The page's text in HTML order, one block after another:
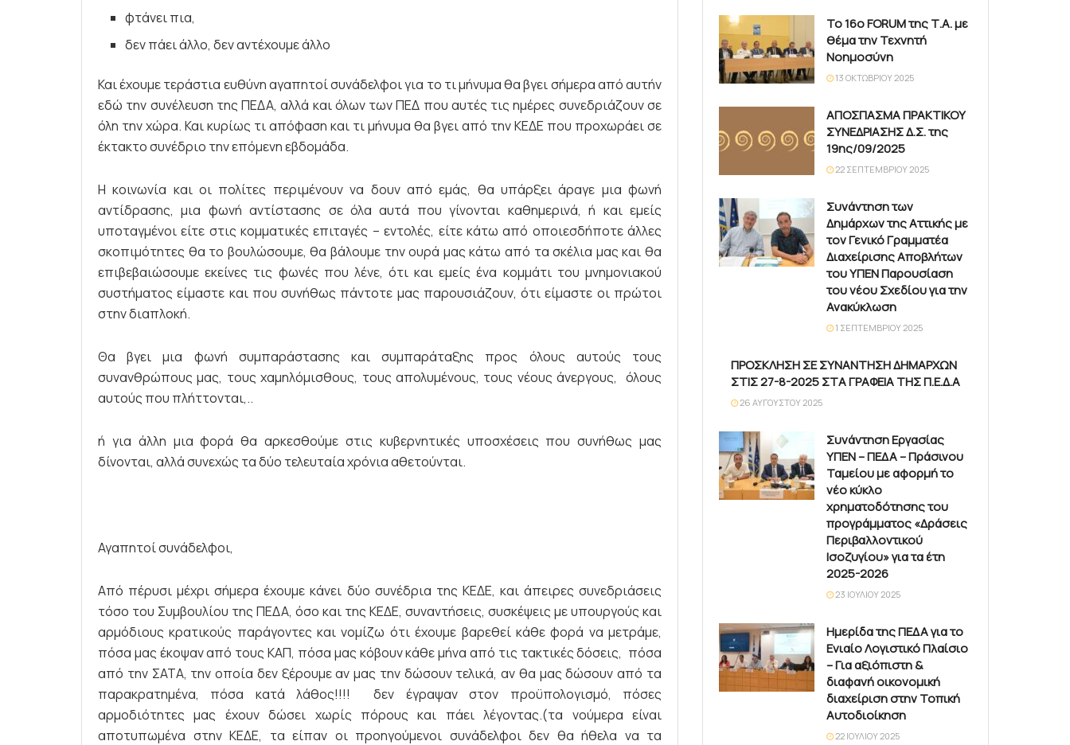
φτάνει πια,
δεν πάει άλλο, δεν αντέχουμε άλλο
Και έχουμε τεράστια ευθύνη αγαπητοί συνάδελφοι για το τι μήνυμα θα βγει σήμερα από αυτήν
εδώ την συνέλευση της ΠΕΔΑ, αλλά και όλων των ΠΕΔ που αυτές τις ημέρες συνεδριάζουν σε
όλη την χώρα. Και κυρίως τι απόφαση και τι μήνυμα θα βγει από την ΚΕΔΕ που προχωράει σε
έκτακτο συνέδριο την επόμενη εβδομάδα.
Η κοινωνία και οι πολίτες περιμένουν να δουν από εμάς, θα υπάρξει άραγε μια φωνή
αντίδρασης, μια φωνή αντίστασης σε όλα αυτά που γίνονται καθημερινά, ή και εμείς
υποταγμένοι είτε στις κομματικές επιταγές – εντολές, είτε κάτω από οποιεσδήποτε άλλες
σκοπιμότητες θα το βουλώσουμε, θα βάλουμε την ουρά μας κάτω από τα σκέλια μας και θα
επιβεβαιώσουμε εκείνες τις φωνές που λένε, ότι και εμείς ένα κομμάτι του μνημονιακού
συστήματος είμαστε και που συνήθως πάντοτε μας παρουσιάζουν, ότι είμαστε οι πρώτοι
στην διαπλοκή.
Θα βγει μια φωνή συμπαράστασης και συμπαράταξης προς όλους αυτούς τους
συνανθρώπους μας, τους χαμηλόμισθους, τους απολυμένους, τους νέους άνεργους, όλους
αυτούς που πλήττονται,..
ή για άλλη μια φορά θα αρκεσθούμε στις κυβερνητικές υποσχέσεις που συνήθως μας
δίνονται, αλλά συνεχώς τα δύο τελευταία χρόνια αθετούνται.
Αγαπητοί συνάδελφοι,
Από πέρυσι μέχρι σήμερα έχουμε κάνει δύο συνέδρια της ΚΕΔΕ, και άπειρες συνεδριάσεις
τόσο του Συμβουλίου της ΠΕΔΑ, όσο και της ΚΕΔΕ, συναντήσεις, συσκέψεις με υπουργούς και
αρμόδιους κρατικούς παράγοντες και νομίζω ότι έχουμε βαρεθεί κάθε φορά να μετράμε,
πόσα μας έκοψαν από τους ΚΑΠ, πόσα μας κόβουν κάθε μήνα από τις τακτικές δόσεις, πόσα
από την ΣΑΤΑ, την οποία δεν ξέρουμε αν μας την δώσουν τελικά, αν θα μας δώσουν από τα
παρακρατημένα, πόσα κατά λάθος!!!! δεν έγραψαν στον προϋπολογισμό, πόσες
αρμοδιότητες μας έχουν δώσει χωρίς πόρους και πάει λέγοντας.(τα νούμερα είναι
αποτυπωμένα στην ΚΕΔΕ, τα είπαν οι προηγούμενοι συνάδελφοι δεν θα ήθελα να τα
Το 16ο FORUM της Τ.Α. με
θέμα την Τεχνητή
Νοημοσύνη
13 ΟΚΤΩΒΡΊΟΥ 2025
ΑΠΟΣΠΑΣΜΑ ΠΡΑΚΤΙΚΟΥ
ΣΥΝΕΔΡΙΑΣΗΣ Δ.Σ. της
19ης/09/2025
22 ΣΕΠΤΕΜΒΡΊΟΥ 2025
Συνάντηση των
Δημάρχων της Αττικής με
τον Γενικό Γραμματέα
Διαχείρισης Αποβλήτων
του ΥΠΕΝ Παρουσίαση
του νέου Σχεδίου για την
Ανακύκλωση
1 ΣΕΠΤΕΜΒΡΊΟΥ 2025
ΠΡΟΣΚΛΗΣΗ ΣΕ ΣΥΝΑΝΤΗΣΗ ΔΗΜΑΡΧΩΝ
ΣΤΙΣ 27-8-2025 ΣΤΑ ΓΡΑΦΕΙΑ ΤΗΣ Π.Ε.Δ.Α
26 ΑΥΓΟΎΣΤΟΥ 2025
Συνάντηση Εργασίας
ΥΠΕΝ – ΠΕΔΑ – Πράσινου
Ταμείου με αφορμή το
νέο κύκλο
χρηματοδότησης του
προγράμματος «Δράσεις
Περιβαλλοντικού
Ισοζυγίου» για τα έτη
2025-2026
23 ΙΟΥΛΊΟΥ 2025
Ημερίδα της ΠΕΔΑ για το
Ενιαίο Λογιστικό Πλαίσιο
– Για αξιόπιστη &
διαφανή οικονομική
διαχείριση στην Τοπική
Αυτοδιοίκηση
22 ΙΟΥΛΊΟΥ 2025